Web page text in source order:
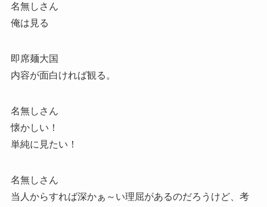
名無しさん
俺は見る
即席麺大国
内容が面白ければ観る。
名無しさん
懐かしい！
単純に見たい！
名無しさん
当人からすれば深かぁ～い理屈があるのだろうけど、考